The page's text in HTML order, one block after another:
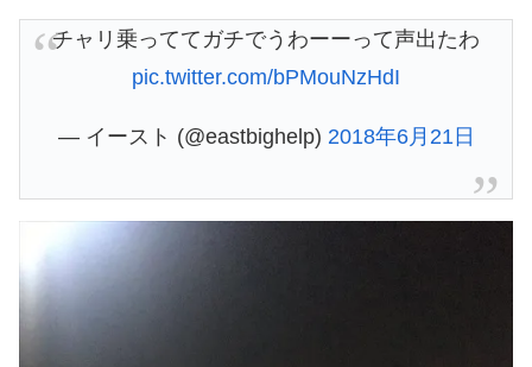
チャリ乗っててガチでうわーーって声出たわ
pic.twitter.com/bPMouNzHdI
— イースト (@eastbighelp) 2018年6月21日